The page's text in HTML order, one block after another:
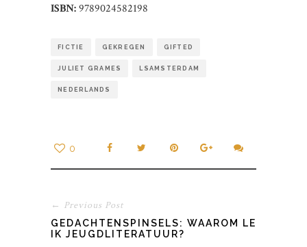
ISBN:9789024582198
FICTIE GEKREGEN GIFTED
JULIET GRAMES LSAMSTERDAM
NEDERLANDS
0
← Previous Post
GEDACHTENSPINSELS: WAAROM LEES
IK JEUGDLITERATUUR?